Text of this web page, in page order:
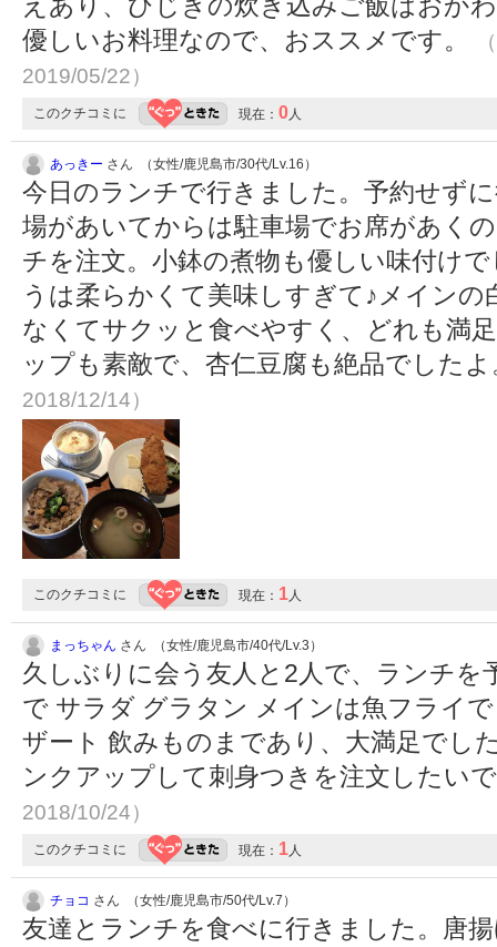
優しいお料理なので、おススメです。
2019/05/22）
このクチコミに 現在： 0人
あっきー さん （女性/鹿児島市/30代/Lv.16）
今日のランチで行きました。予約せず
場があいてからは駐車場でお席があく
チを注文。小鉢の煮物も優しい味付け
うは柔らかくて美味しすぎて♪メイン
なくてサクッと食べやすく、どれも満
ップも素敵で、杏仁豆腐も絶品でした
2018/12/14）
このクチコミに 現在： 1人
まっちゃん さん （女性/鹿児島市/40代/Lv.3）
久しぶりに会う友人と2人で、ランチを
で サラダ グラタン メインは魚フライ
ザート 飲みものまであり、大満足でし
ンクアップして刺身つきを注文したい
2018/10/24）
このクチコミに 現在： 1人
チョコ さん （女性/鹿児島市/50代/Lv.7）
友達とランチを食べに行きました。唐